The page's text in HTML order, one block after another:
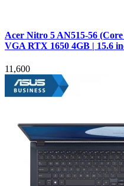
Acer Nitro 5 AN515-56
VGA RTX 1650 4GB | 15.6
11,600